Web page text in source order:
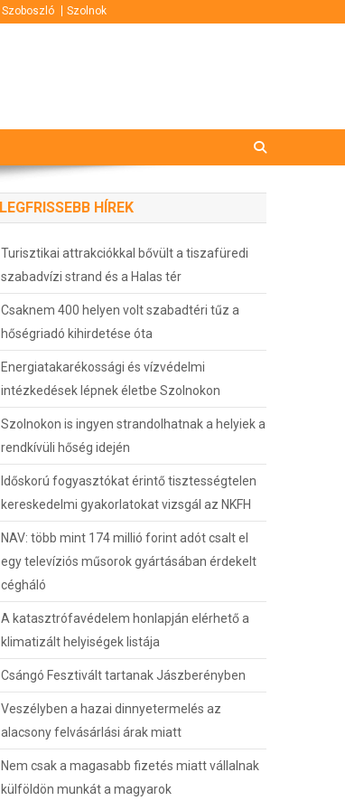
Szoboszló Szolnok
LEGFRISSEBB HÍREK
Turisztikai attrakciókkal bővült a tiszafüredi
szabadvízi strand és a Halas tér
Csaknem 400 helyen volt szabadtéri tűz a
hőségriadó kihirdetése óta
Energiatakarékossági és vízvédelmi
intézkedések lépnek életbe Szolnokon
Szolnokon is ingyen strandolhatnak a helyiek a
rendkívüli hőség idején
Időskorú fogyasztókat érintő tisztességtelen
kereskedelmi gyakorlatokat vizsgál az NKFH
NAV: több mint 174 millió forint adót csalt el
egy televíziós műsorok gyártásában érdekelt
cégháló
A katasztrófavédelem honlapján elérhető a
klimatizált helyiségek listája
Csángó Fesztivált tartanak Jászberényben
Veszélyben a hazai dinnyetermelés az
alacsony felvásárlási árak miatt
Nem csak a magasabb fizetés miatt vállalnak
külföldön munkát a magyarok